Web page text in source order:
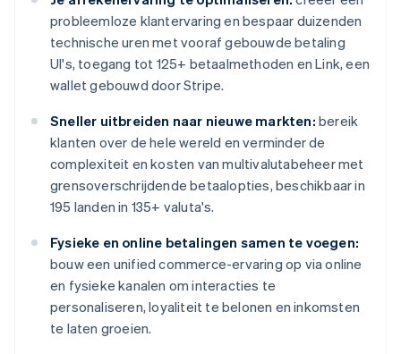
probleemloze klantervaring en bespaar duizenden
technische uren met vooraf gebouwde betaling
UI's, toegang tot 125+ betaalmethoden en Link, een
wallet gebouwd door Stripe.
Sneller uitbreiden naar nieuwe markten: bereik
klanten over de hele wereld en verminder de
complexiteit en kosten van multivalutabeheer met
grensoverschrijdende betaalopties, beschikbaar in
195 landen in 135+ valuta's.
Fysieke en online betalingen samen te voegen:
bouw een unified commerce-ervaring op via online
en fysieke kanalen om interacties te
personaliseren, loyaliteit te belonen en inkomsten
te laten groeien.